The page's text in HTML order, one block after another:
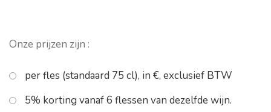
Onze prijzen zijn :
per fles (standaard 75 cl), in €, exclusief BTW
5% korting vanaf 6 flessen van dezelfde wijn.